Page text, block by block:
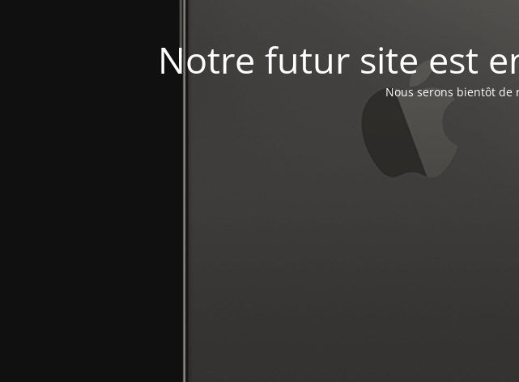
Notre futur site est
Nous serons bientôt